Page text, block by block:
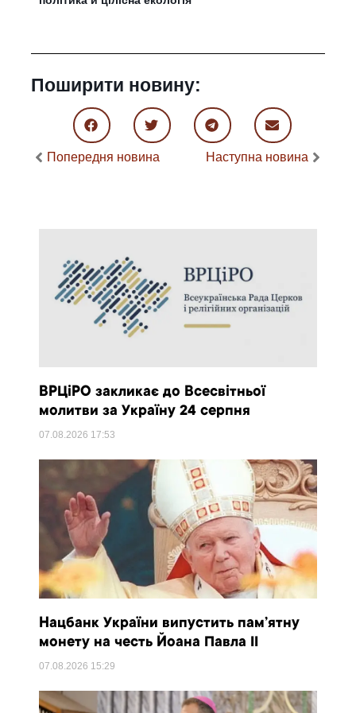
Поширити новину:
Попередня новина Наступна новина
ВРЦіРО закликає до Всесвітньої
молитви за Україну 24 серпня
07.08.2026 17:53
Нацбанк України випустить пам’ятну
монету на честь Йоана Павла II
07.08.2026 15:29